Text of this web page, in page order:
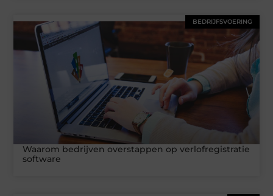
BEDRIJFSVOERING
Waarom bedrijven overstappen op verlofregistratie
software